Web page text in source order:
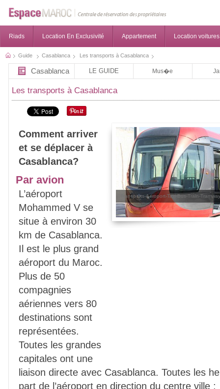
Riads Location En Exclusivité Appartement Location voitures
Guide Casablanca Les transports à Casablanca
Casablanca LE GUIDE Mus�e
Les transports à Casablanca
Transports-Aeroport-Taxi-Bus-Train-
Comment arriver
et se déplacer à
Casablanca?
Par avion
L’aéroport
Mohammed V se
situe à environ 30
km de Casablanca.
Il est le plus grand
aéroport du Maroc.
Plus de 50
compagnies
aériennes vers 80
destinations sont
représentées.
Toutes les grandes
capitales ont une
liaison directe avec Casablanca. Toutes les
part de l’aéroport en direction du centre ville ;